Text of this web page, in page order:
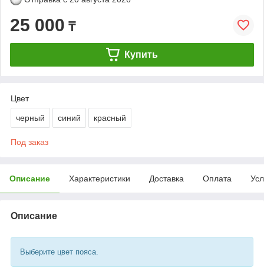
25 000 ₸
Купить
Цвет
черный синий красный
Под заказ
Описание Характеристики Доставка Оплата
Описание
Выберите цвет пояса.